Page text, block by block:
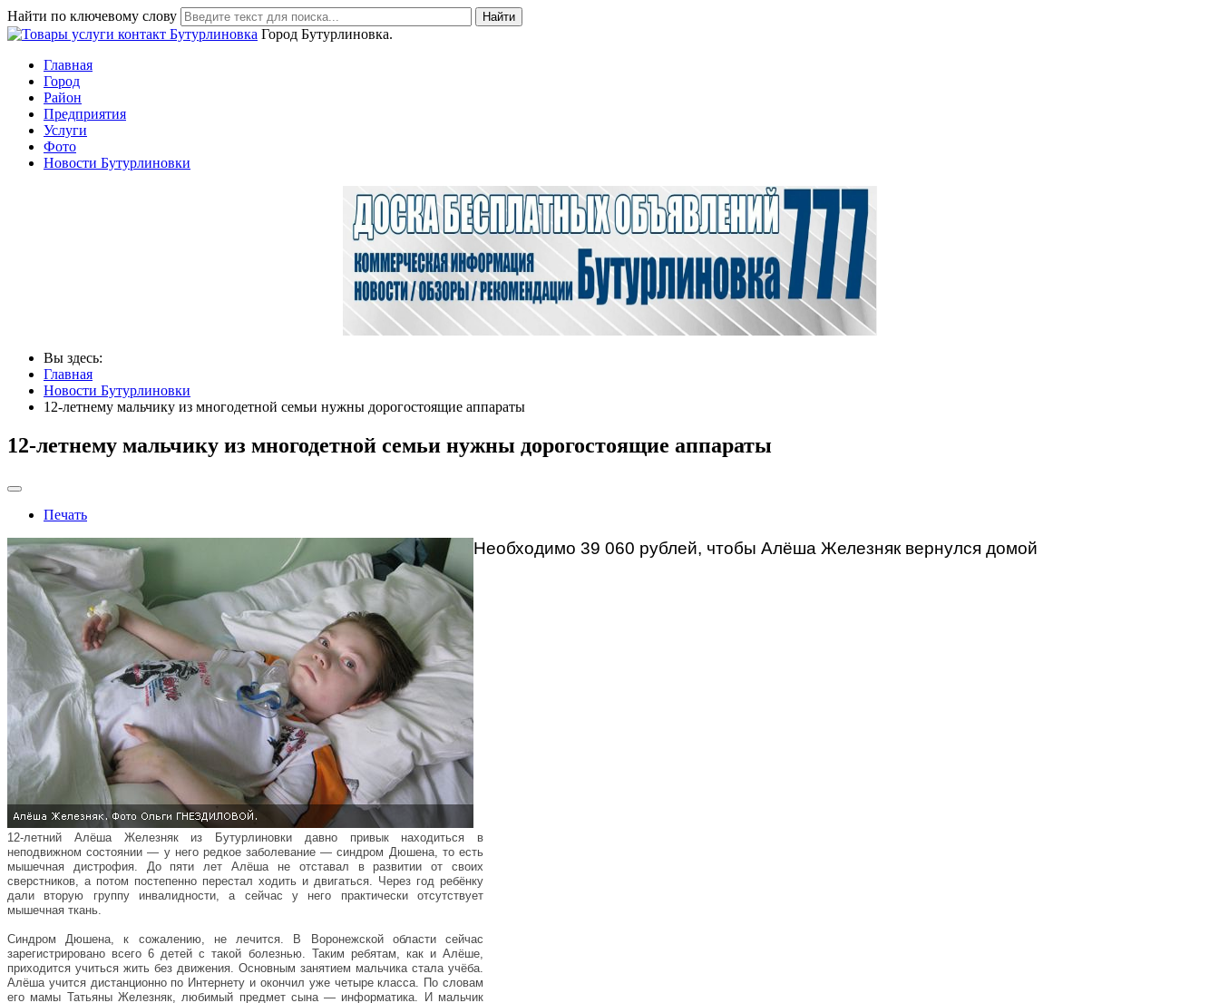
Найти по ключевому слову Найти
Город Бутурлиновка.
Главная
Город
Район
Предприятия
Услуги
Фото
Новости Бутурлиновки
Вы здесь:
Главная
Новости Бутурлиновки
12-летнему мальчику из многодетной семьи нужны дорогостоящие аппараты
12-летнему мальчику из многодетной семьи нужны дорогостоящие аппараты
Печать
Необходимо 39 060 рублей, чтобы Алёша Железняк вернулся домой
12-летний Алёша Железняк из Бутурлиновки давно привык находиться в
неподвижном состоянии — у него редкое заболевание — синдром Дюшена, то есть
мышечная дистрофия. До пяти лет Алёша не отставал в развитии от своих
сверстников, а потом постепенно перестал ходить и двигаться. Через год ребёнку
дали вторую группу инвалидности, а сейчас у него практически отсутствует
мышечная ткань.
Синдром Дюшена, к сожалению, не лечится. В Воронежской области сейчас
зарегистрировано всего 6 детей с такой болезнью. Таким ребятам, как и Алёше,
приходится учиться жить без движения. Основным занятием мальчика стала учёба.
Алёша учится дистанционно по Интернету и окончил уже четыре класса. По словам
его мамы Татьяны Железняк, любимый предмет сына — информатика. И мальчик